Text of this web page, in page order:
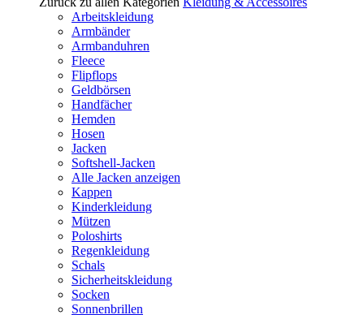
Arbeitskleidung
Armbänder
Armbanduhren
Fleece
Flipflops
Geldbörsen
Handfächer
Hemden
Hosen
Jacken
Softshell-Jacken
Alle Jacken anzeigen
Kappen
Kinderkleidung
Mützen
Poloshirts
Regenkleidung
Schals
Sicherheitskleidung
Socken
Sonnenbrillen